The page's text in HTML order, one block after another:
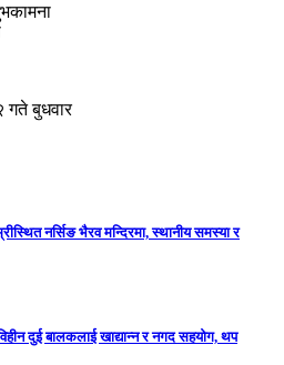
गते बुधवार
नर्सिङ भैरव मन्दिरमा, स्थानीय समस्या र
दुई बालकलाई खाद्यान्न र नगद सहयोग, थप